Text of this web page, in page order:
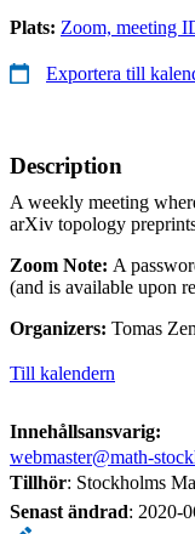
Plats: Zoom, meeting
Exportera till
Description
A weekly meeting
arXiv topology
Zoom Note: A
(and is available upon
Organizers: Tomas
Till kalendern
Innehållsansvarig:
webmaster@math-
Tillhör: Stockholms
Senast ändrad: 2020-